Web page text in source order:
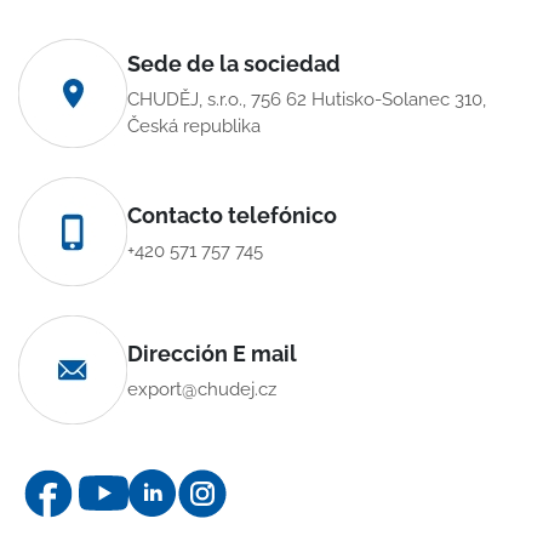
Sede de la sociedad
CHUDĚJ, s.r.o., 756 62 Hutisko-Solanec 310,
Česká republika
Contacto telefónico
+420 571 757 745
Dirección E mail
export@chudej.cz